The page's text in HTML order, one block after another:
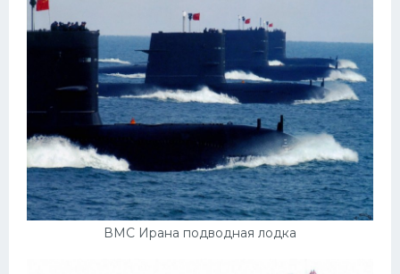
ВМС Ирана подводная лодка